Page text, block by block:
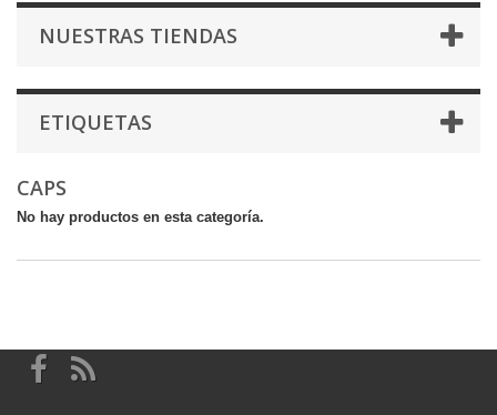
NUESTRAS TIENDAS
ETIQUETAS
CAPS
No hay productos en esta categoría.